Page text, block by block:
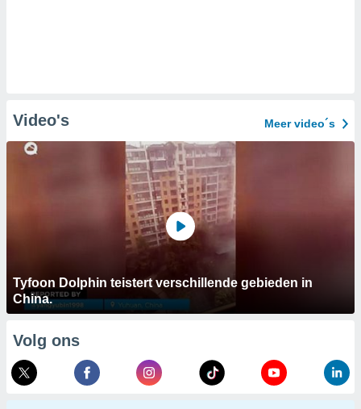
Video's Meer video´s
Tyfoon Dolphin teistert verschillende gebieden in
China.
Volg ons